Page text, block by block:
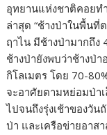
อุทยานแห่งชาติคอยท
ล่าสุด “ช้างป่าในพื้นที่
ฤาไน มีช้างป่ามากถึง
ช้างป่ายังพบว่าช้างป่
กิโลเมตร โดย 70-
จะอาศัยตามหย่อมป่า
ไปจนถึงรุ่งเช้าของวั
ป่า และเครือข่ายอาส